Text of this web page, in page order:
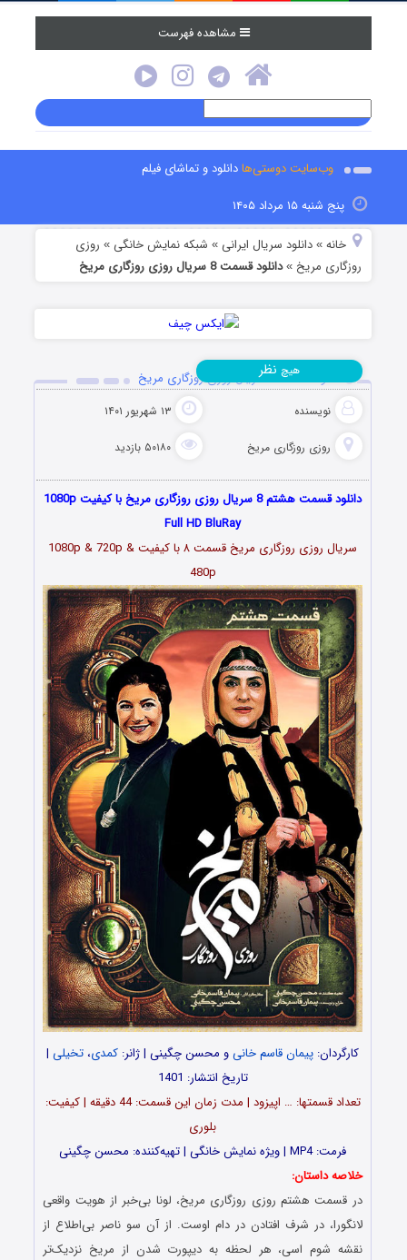
مشاهده فهرست
وب‌سایت دوستی‌هادانلود و تماشای فیلم
پنج شنبه ۱۵ مرداد ۱۴۰۵
خانه »دانلود سریال ایرانی » شبکه نمایش خانگی » روزی
روزگاری مریخ »دانلود قسمت 8 سریال روزی روزگاری مریخ
دانلود قسمت 8 سریال روزی روزگاری مریخ
نویسنده ۱۳ شهریور ۱۴۰۱
روزی روزگاری مریخ ۵۰۱۸۰ بازدید
هیچ نظر
دانلود قسمت هشتم 8 سریال روزی روزگاری مریخ با کیفیت 1080p
Full HD BluRay
سریال روزی روزگاری مریخ قسمت۸
با کیفیت 1080p & 720p &
480p
کارگردان: پیمان قاسم خانیو محسن چگینی | ژانر: کمدی، تخیلی |
تاریخ انتشار: 1401
تعداد قسمت‎ها: … اپیزود | مدت زمان این قسمت: 44 دقیقه | کیفیت:
بلوری
فرمت: MP4 | ویژه نمایش خانگی | تهیه‌کننده: محسن چگینی
خلاصه داستان:
در قسمت هشتم روزی روزگاری مریخ، لونا بی‌خبر از هویت واقعی
لانگورا، در شرف افتادن در دام اوست. از آن سو ناصر بی‌اطلاع از
نقشه شوم اسی، هر لحظه به دیپورت شدن از مریخ نزدیک‌تر